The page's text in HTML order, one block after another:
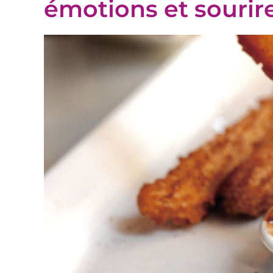
émotions et